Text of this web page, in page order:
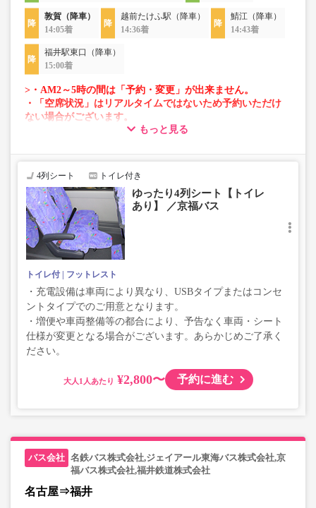
敦賀（降車）
14:05着
越前たけふ駅（降車）
14:36着
鯖江（降車）
14:43着
福井駅東口（降車）
15:00着
>・AM2～5時の間は「予約・変更」が出来ません。
・「空席状況」はリアルタイムではないため予約いただけ
ない場合がございます。
・車両は予告なく変更となる場合がございます。これに伴
で、あらかじめご了承ください。
もっと見る
4列シート トイレ付き
ゆったり4列シート【トイレ
あり】 ／京福バス
トイレ付 フットレスト
・充電設備は車両により異なり、USBタイプまたはコンセ
ントタイプでのご用意となります。
・増便や車両整備等の都合により、予告なく車両・シート
仕様が変更となる場合がございます。あらかじめご了承く
ださい。
大人 ¥2,800〜 予約に進む
名鉄バス株式会社,ジェイアール東海バス株式会社,京
福バス株式会社,福井鉄道株式会社
名古屋⇒福井